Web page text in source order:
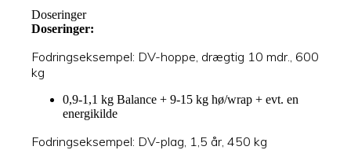
Doseringer
Doseringer:
Fodringseksempel: DV-hoppe, drægtig 10 mdr., 600
kg
0,9-1,1 kg Balance + 9-15 kg hø/wrap + evt. en
energikilde
Fodringseksempel: DV-plag, 1,5 år, 450 kg